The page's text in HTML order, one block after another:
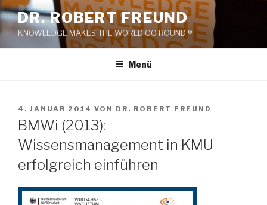
Zum
Inhalt
springen
DR. ROBERT FREUND
KNOWLEDGE MAKES THE WORLD GO ROUND ®
Menü
VERÖFFENTLICHT
AM
4. JANUAR 2014 VON DR. ROBERT FREUND
BMWi (2013):
Wissensmanagement in KMU
erfolgreich einführen